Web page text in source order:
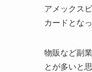
アメックス
カードとな
物販など副
とが多いと